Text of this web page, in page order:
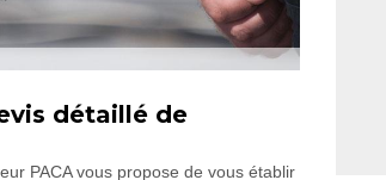
détaillé de
PACA vous propose de vous établir